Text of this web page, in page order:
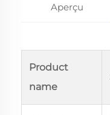
Aperçu
Product
name